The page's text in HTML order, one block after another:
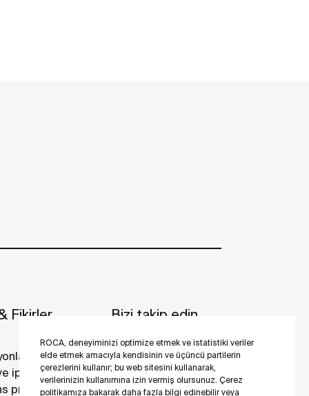
ROCA, deneyiminizi optimize etmek ve istatistiki veriler
elde etmek amacıyla kendisinin ve üçüncü partilerin
çerezlerini kullanır; bu web sitesini kullanarak,
verilerinizin kullanımına izin vermiş olursunuz. Çerez
politikamıza bakarak daha fazla bilgi edinebilir veya
Fikirler
ipuçları
projeler
Bizi takip edin